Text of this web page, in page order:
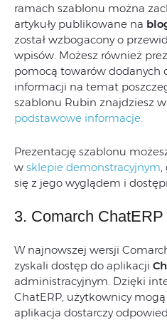
ramach szablonu można
artykuły publikowane na
został wzbogacony o
wpisów. Możesz również
pomocą towarów dodanych
informacji na temat
szablonu Rubin znajdziesz
podstawowe informacje.
Prezentację szablonu
w sklepie demonstracyjnym
się z jego wyglądem i
3. Comarch
W najnowszej wersji
zyskali dostęp do aplikacji
administracyjnym. Dzięki
ChatERP, użytkownicy
aplikacja dostarczy